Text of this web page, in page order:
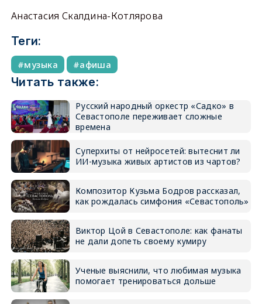
Анастасия Скалдина-Котлярова
Теги:
музыка афиша
Читать также:
Русский народный оркестр «Садко» в
Севастополе переживает сложные
времена
Суперхиты от нейросетей: вытеснит ли
ИИ-музыка живых артистов из чартов?
Композитор Кузьма Бодров рассказал,
как рождалась симфония «Севастополь»
Виктор Цой в Севастополе: как фанаты
не дали допеть своему кумиру
Ученые выяснили, что любимая музыка
помогает тренироваться дольше